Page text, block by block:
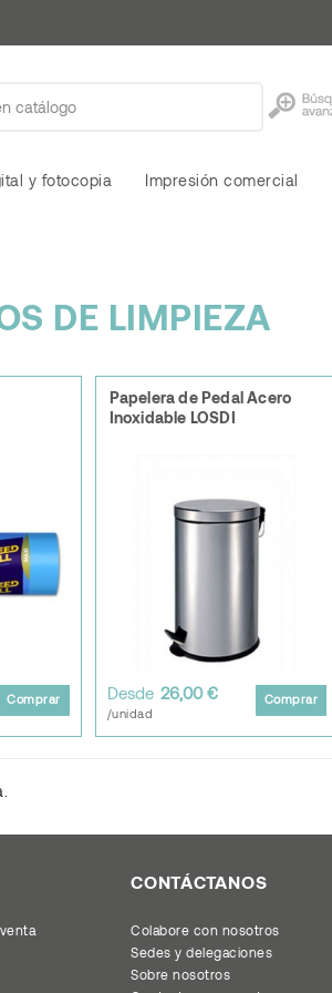
y fotocopia Impresión comercial
DE LIMPIEZA
Comprar
Papelera de Pedal Acero
Inoxidable LOSDI
Desde 26,00 €
/unidad
Comprar
CONTÁCTANOS
Colabore con nosotros
Sedes y delegaciones
Sobre nosotros